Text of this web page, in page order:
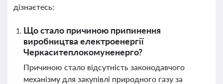
дізнаєтесь:
Що стало причиною припинення
виробництва електроенергії
Черкаситеплокомуненерго?
Причиною стало відсутність законодавчого
механізму для закупівлі природного газу за